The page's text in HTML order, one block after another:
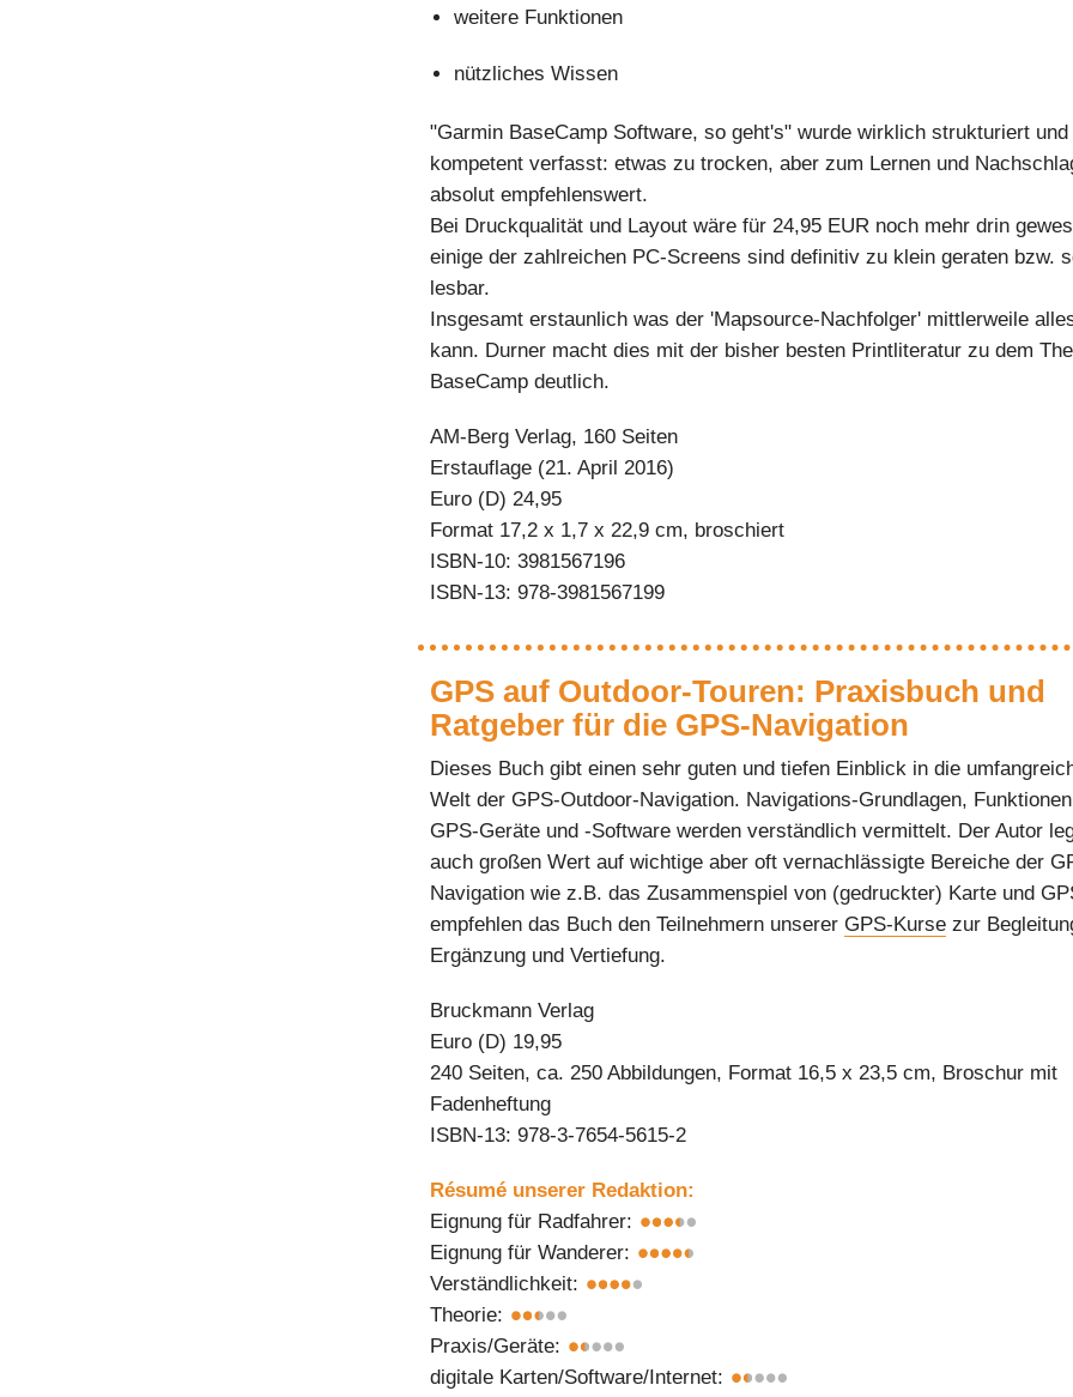
weitere Funktionen
nützliches Wissen
"Garmin BaseCamp Software, so geht's" wurde wirklich strukturiert und
kompetent verfasst: etwas zu trocken, aber zum Lernen und
absolut empfehlenswert.
Bei Druckqualität und Layout wäre für 24,95 EUR noch mehr drin
einige der zahlreichen PC-Screens sind definitiv zu klein geraten bzw.
lesbar.
Insgesamt erstaunlich was der 'Mapsource-Nachfolger' mittlerweile
kann. Durner macht dies mit der bisher besten Printliteratur zu dem
BaseCamp deutlich.
AM-Berg Verlag, 160 Seiten
Erstauflage (21. April 2016)
Euro (D) 24,95
Format 17,2 x 1,7 x 22,9 cm, broschiert
ISBN-10: 3981567196
ISBN-13: 978-3981567199
GPS auf Outdoor-Touren: Praxisbuch und
Ratgeber für die GPS-Navigation
Dieses Buch gibt einen sehr guten und tiefen Einblick in die
Welt der GPS-Outdoor-Navigation. Navigations-Grundlagen,
GPS-Geräte und -Software werden verständlich vermittelt. Der Autor
auch großen Wert auf wichtige aber oft vernachlässigte Bereiche der
Navigation wie z.B. das Zusammenspiel von (gedruckter) Karte und
empfehlen das Buch den Teilnehmern unserer GPS-Kurse zur
Ergänzung und Vertiefung.
Bruckmann Verlag
Euro (D) 19,95
240 Seiten, ca. 250 Abbildungen, Format 16,5 x 23,5 cm, Broschur mit
Fadenheftung
ISBN-13: 978-3-7654-5615-2
Résumé unserer Redaktion:
Eignung für Radfahrer:
Eignung für Wanderer:
Verständlichkeit:
Theorie:
Praxis/Geräte:
digitale Karten/Software/Internet: